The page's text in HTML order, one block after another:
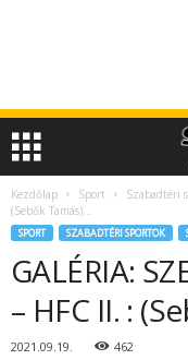
Kezdőlap Sport Szabadtéri
(Sebők Tamás)…
SPORT SZABADTÉRI SPORTOK
GALÉRIA:
– HFC II. :
2021.09.19. 462